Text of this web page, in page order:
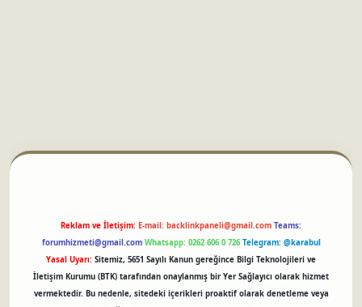
Reklam ve İletişim: E-mail: backlinkpaneli@gmail.com Teams:
forumhizmeti@gmail.com Whatsapp: 0262 606 0 726 Telegram: @karabul
Yasal Uyarı: Sitemiz, 5651 Sayılı Kanun gereğince Bilgi Teknolojileri ve
İletişim Kurumu (BTK) tarafından onaylanmış bir Yer Sağlayıcı olarak hizmet
vermektedir. Bu nedenle, sitedeki içerikleri proaktif olarak denetleme veya